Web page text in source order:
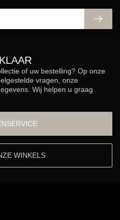
of uw bestelling? Op onze
vragen, onze
Wij helpen u graag
WINKELS